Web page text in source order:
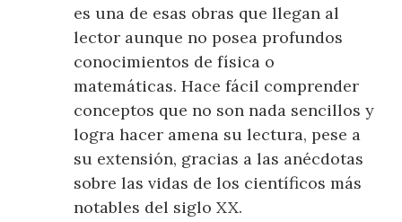
es una de esas obras que llegan al
lector aunque no posea profundos
conocimientos de física o
matemáticas. Hace fácil comprender
conceptos que no son nada sencillos y
logra hacer amena su lectura, pese a
su extensión, gracias a las anécdotas
sobre las vidas de los científicos más
notables del siglo XX.